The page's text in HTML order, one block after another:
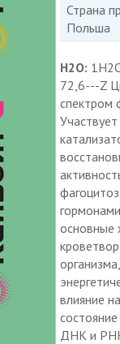
Страна
Польша
H2O:
72,6---Z
спектром
основные
влияние
ДНК и